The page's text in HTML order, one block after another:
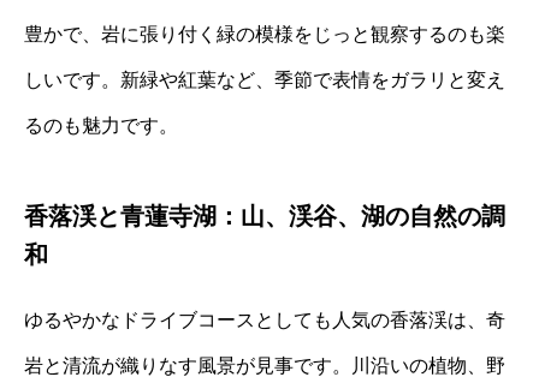
豊かで、岩に張り付く緑の模様をじっと観察するのも楽
しいです。新緑や紅葉など、季節で表情をガラリと変え
るのも魅力です。
香落渓と青蓮寺湖：山、渓谷、湖の自然の調
和
ゆるやかなドライブコースとしても人気の香落渓は、奇
岩と清流が織りなす風景が見事です。川沿いの植物、野